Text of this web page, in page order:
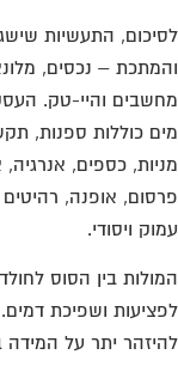
התעשיות
– נכסים,
והיי-טק.
כוללות ספנות,
כספים, אנרגיה,
אופנה, רהיטים
ויסודי.
בין הסוס
ושפיכת דמים.
יתר על המידה בשנת